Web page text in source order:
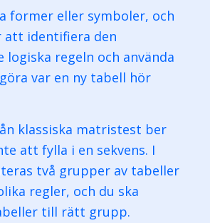
former eller symboler, och
identifiera den
logiska regeln och använda
var en ny tabell hör
klassiska matristest ber
att fylla i en sekvens. I
två grupper av tabeller
regler, och du ska
till rätt grupp.